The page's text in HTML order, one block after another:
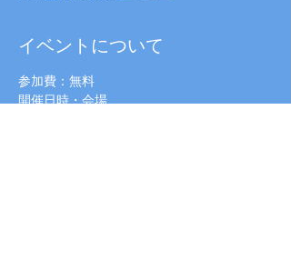
イベントについて
参加費：無料
開催日時・会場